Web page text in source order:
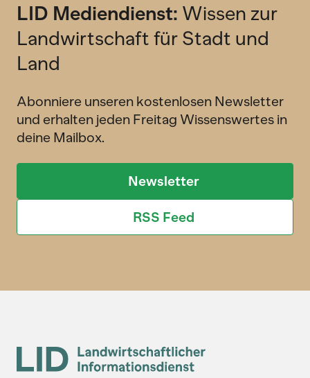
LID Mediendienst: Wissen zur
Landwirtschaft für Stadt und
Land
Abonniere unseren kostenlosen Newsletter
und erhalten jeden Freitag Wissenswertes in
deine Mailbox.
Newsletter
RSS Feed